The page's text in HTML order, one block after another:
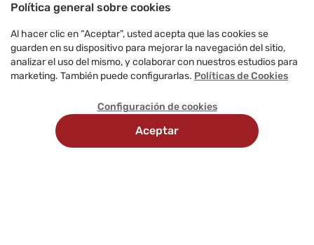
Política general sobre cookies
Al hacer clic en “Aceptar”, usted acepta que las cookies se
guarden en su dispositivo para mejorar la navegación del sitio,
analizar el uso del mismo, y colaborar con nuestros estudios para
marketing. También puede configurarlas. Políticas de Cookies
Configuración de cookies
Aceptar